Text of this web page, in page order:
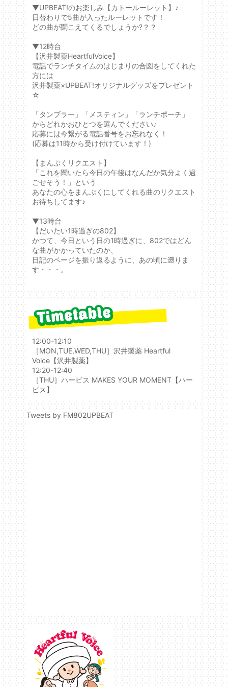
▼UPBEAT!のお楽しみ【カトールーレット】♪
日替わりで5曲が入ったルーレットです！
どの曲が聞こえてくるでしょうか?？？
▼12時台
【沢井製薬HeartfulVoice】
電話でランチタイムのはじまりの合図をしてくれた
方には
沢井製薬×UPBEAT!オリジナルグッズをプレゼント
☆
「タンブラー」「メスティン」「ランチポーチ」
からどれかおひとつを選んでください♪
応募には今繋がる電話番号をお忘れなく！
(応募は11時から受け付けています！)
【まんぷくリクエスト】
「これを聞いたら今日の午後はなんだか気分よく過
ごせそう！」という
あなたの心をまんぷくにしてくれる曲のリクエスト
お待ちしてます♪
▼13時台
【だいたい1時過ぎの802】
かつて、今日という日の1時過ぎに、802ではどん
な曲がかかっていたのか、
日記のページを振り返るように、あの頃に遡りま
す・・・。
12:00-12:10
［MON,TUE,WED,THU］ 沢井製薬 Heartful
Voice【沢井製薬】
12:20-12:40
［THU］ハービス MAKES YOUR MOMENT【ハー
ビス】
Tweets by FM802UPBEAT